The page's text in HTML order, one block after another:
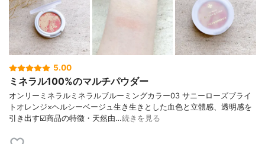
5.00
ミネラル100%のマルチパウダー
オンリーミネラルミネラルブルーミングカラー03 サニーローズブライ
トオレンジ×ヘルシーベージュ生き生きとした血色と立體感、透明感を
引き出す☑️商品の特徴・天然由…続きを見る